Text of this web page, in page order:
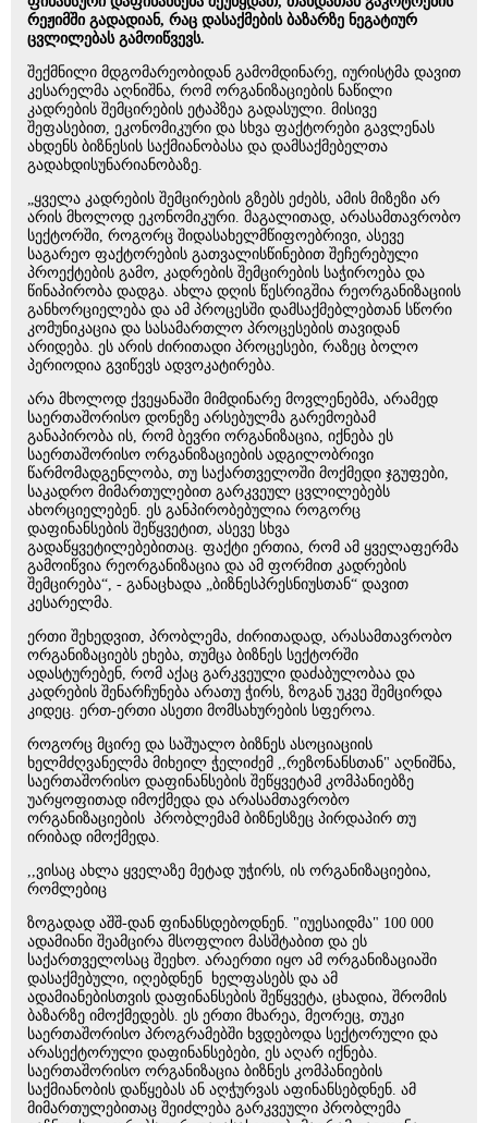
რეჟიმში გადადიან, რაც დასაქმების ბაზარზე ნეგატიურ
ცვლილებას გამოიწვევს.
შექმნილი მდგომარეობიდან გამომდინარე, იურისტმა დავით
კესარელმა აღნიშნა, რომ ორგანიზაციების ნაწილი
კადრების შემცირების ეტაპზეა გადასული. მისივე
შეფასებით, ეკონომიკური და სხვა ფაქტორები გავლენას
ახდენს ბიზნესის საქმიანობასა და დამსაქმებელთა
გადახდისუნარიანობაზე.
„ყველა კადრების შემცირების გზებს ეძებს, ამის მიზეზი არ
არის მხოლოდ ეკონომიკური. მაგალითად, არასამთავრობო
სექტორში, როგორც შიდასახელმწიფოებრივი, ასევე
საგარეო ფაქტორების გათვალისწინებით შეჩერებული
პროექტების გამო, კადრების შემცირების საჭიროება და
წინაპირობა დადგა. ახლა დღის წესრიგშია რეორგანიზაციის
განხორციელება და ამ პროცესში დამსაქმებლებთან სწორი
კომუნიკაცია და სასამართლო პროცესების თავიდან
არიდება. ეს არის ძირითადი პროცესები, რაზეც ბოლო
პერიოდია გვიწევს ადვოკატირება.
არა მხოლოდ ქვეყანაში მიმდინარე მოვლენებმა, არამედ
საერთაშორისო დონეზე არსებულმა გარემოებამ
განაპირობა ის, რომ ბევრი ორგანიზაცია, იქნება ეს
საერთაშორისო ორგანიზაციების ადგილობრივი
წარმომადგენლობა, თუ საქართველოში მოქმედი ჯგუფები,
საკადრო მიმართულებით გარკვეულ ცვლილებებს
ახორციელებენ. ეს განპირობებულია როგორც
დაფინანსების შეწყვეტით, ასევე სხვა
გადაწყვეტილებებითაც. ფაქტი ერთია, რომ ამ ყველაფერმა
გამოიწვია რეორგანიზაცია და ამ ფორმით კადრების
შემცირება“, - განაცხადა „ბიზნესპრესნიუსთან“ დავით
კესარელმა.
ერთი შეხედვით, პრობლემა, ძირითადად, არასამთავრობო
ორგანიზაციებს ეხება, თუმცა ბიზნეს სექტორში
ადასტურებენ, რომ აქაც გარკვეული დაძაბულობაა და
კადრების შენარჩუნება არათუ ჭირს, ზოგან უკვე შემცირდა
კიდეც. ერთ-ერთი ასეთი მომსახურების სფეროა.
როგორც მცირე და საშუალო ბიზნეს ასოციაციის
ხელმძღვანელმა მიხეილ ჭელიძემ ,,რეზონანსთან" აღნიშნა,
საერთაშორისო დაფინანსების შეწყვეტამ კომპანიებზე
უარყოფითად იმოქმედა და არასამთავრობო
ორგანიზაციების პრობლემამ ბიზნესზეც პირდაპირ თუ
ირიბად იმოქმედა.
,,ვისაც ახლა ყველაზე მეტად უჭირს, ის ორგანიზაციებია,
რომლებიც
ზოგადად აშშ-დან ფინანსდებოდნენ. "იუესაიდმა" 100 000
ადამიანი შეამცირა მსოფლიო მასშტაბით და ეს
საქართველოსაც შეეხო. არაერთი იყო ამ ორგანიზაციაში
დასაქმებული, იღებდნენ ხელფასებს და ამ
ადამიანებისთვის დაფინანსების შეწყვეტა, ცხადია, შრომის
ბაზარზე იმოქმედებს. ეს ერთი მხარეა, მეორეც, თუკი
საერთაშორისო პროგრამებში ხვდებოდა სექტორული და
არასექტორული დაფინანსებები, ეს აღარ იქნება.
საერთაშორისო ორგანიზაცია ბიზნეს კომპანიების
საქმიანობის დაწყებას ან აღჭურვას აფინანსებდნენ. ამ
მიმართულებითაც შეიძლება გარკვეული პრობლემა